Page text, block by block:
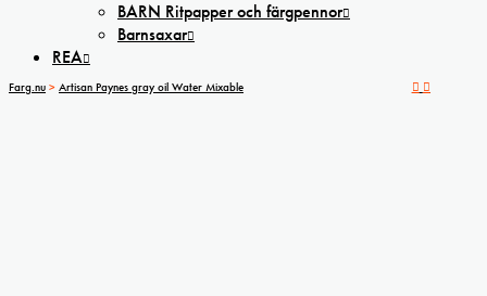
BARN Ritpapper och färgpennor
Barnsaxar
REA
Farg.nu > Artisan Paynes gray oil Water Mixable